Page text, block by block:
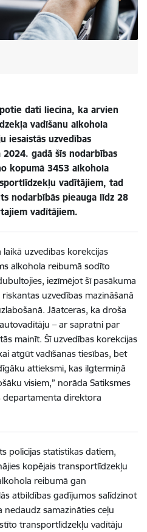
dati liecina, ka arvien
vadīšanu alkohola
iesaistās uzvedības
gadā šīs nodarbības
kopumā 3453 alkohola
vadītājiem, tad
nodarbībās pieauga līdz 28
vadītājiem.
uzvedības korekcijas
alkohola reibumā sodīto
iezīmējot šī pasākuma
uzvedības mazināšanā
Jāatceras, ka droša
– ar sapratni par
mainīt. Šī uzvedības korekcijas
atgūt vadīšanas tiesības, bet
attieksmi, kas ilgtermiņā
visiem,” norāda Satiksmes
departamenta direktora
policijas statistikas datiem,
kopējais transportlīdzekļu
reibumā gan
atbildības gadījumos salīdzinot
samazināties ceļu
transportlīdzekļu vadītāju